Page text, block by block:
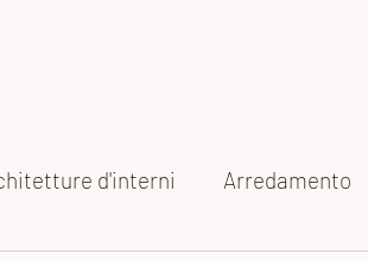
d'interni Arredamento